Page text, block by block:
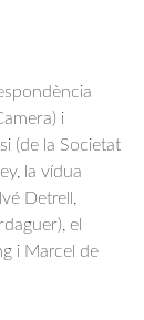
i
(de la Societat
la vídua
Detrell,
el
i Marcel de